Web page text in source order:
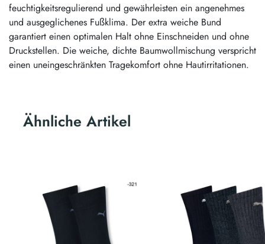
feuchtigkeitsregulierend und gewährleisten ein angenehmes
und ausgeglichenes Fußklima. Der extra weiche Bund
garantiert einen optimalen Halt ohne Einschneiden und ohne
Druckstellen. Die weiche, dichte Baumwollmischung verspricht
einen uneingeschränkten Tragekomfort ohne Hautirritationen.
Ähnliche Artikel